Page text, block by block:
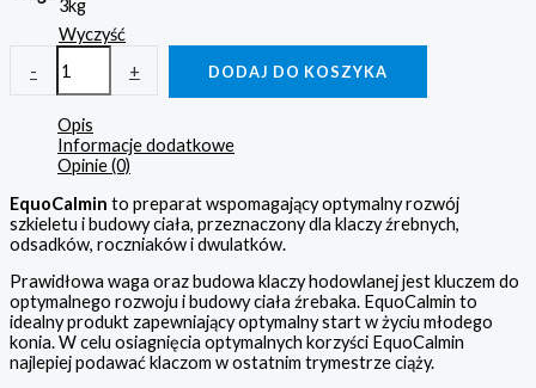
3kg
Wyczyść
-
+ DODAJ DO KOSZYKA
Opis
Informacje dodatkowe
Opinie (0)
EquoCalmin to preparat wspomagający optymalny rozwój
szkieletu i budowy ciała, przeznaczony dla klaczy źrebnych,
odsadków, roczniaków i dwulatków.
Prawidłowa waga oraz budowa klaczy hodowlanej jest kluczem do
optymalnego rozwoju i budowy ciała źrebaka. EquoCalmin to
idealny produkt zapewniający optymalny start w życiu młodego
konia. W celu osiagnięcia optymalnych korzyści EquoCalmin
najlepiej podawać klaczom w ostatnim trymestrze ciąży.